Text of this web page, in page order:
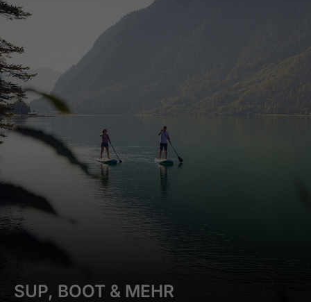
SUP, BOOT & MEHR